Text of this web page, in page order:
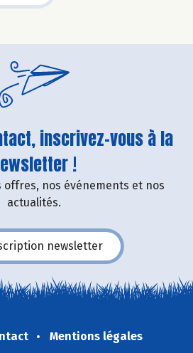
inscrivez-vous à la
!
offres, nos événements et nos
actualités.
newsletter
Mentions légales